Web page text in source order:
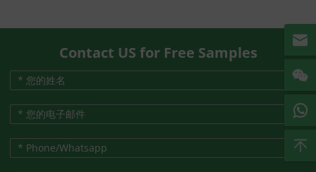
Contact US for Free Samples